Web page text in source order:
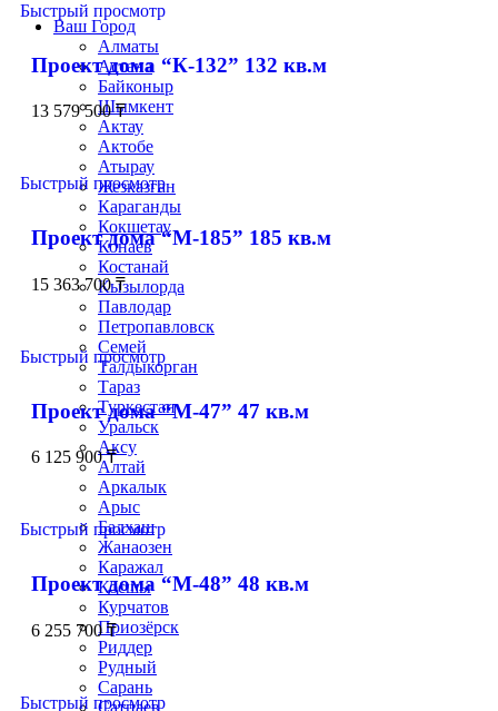
Ваш Город
Алматы
Астана
Байконыр
Шымкент
Актау
Актобе
Атырау
Жезказган
Караганды
Кокшетау
Конаев
Костанай
Кызылорда
Павлодар
Петропавловск
Семей
Талдыкорган
Тараз
Туркестан
Уральск
Аксу
Алтай
Аркалык
Арыс
Балхаш
Жанаозен
Каражал
Косшы
Курчатов
Приозёрск
Риддер
Рудный
Сарань
Сатпаев
Быстрый просмотр
Проект дома “К-132” 132 кв.м
13 579 500₸
Быстрый просмотр
Проект дома “М-185” 185 кв.м
15 363 700₸
Быстрый просмотр
Проект дома “М-47” 47 кв.м
6 125 900₸
Быстрый просмотр
Проект дома “М-48” 48 кв.м
6 255 700₸
Быстрый просмотр